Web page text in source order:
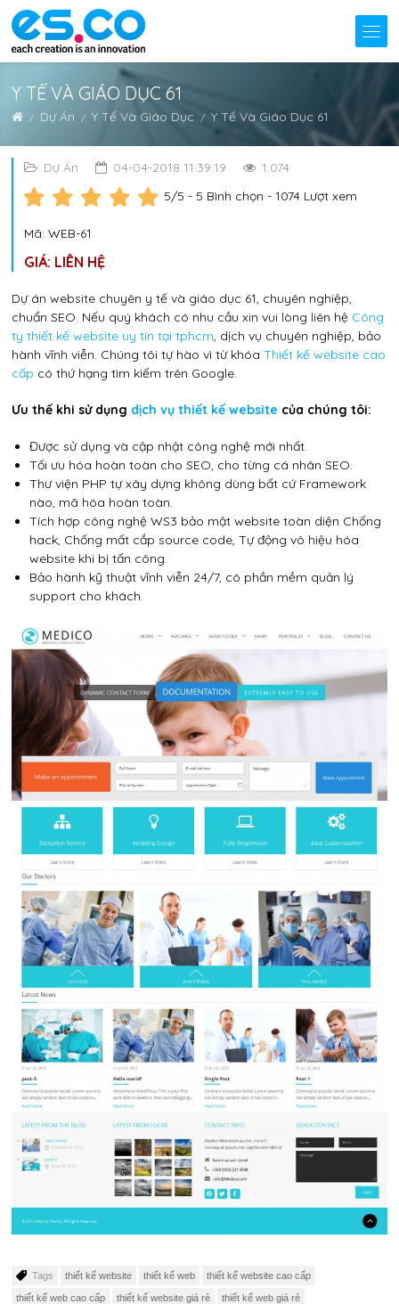
Y TẾ VÀ GIÁO DỤC 61
Dự Án Y Tế Và Giáo Dục Y Tế Và Giáo Dục 61
Dự Án 04-04-2018 11:39:19
1.074
5/5 - 5 Bình chọn - 1074 Lượt xem
Mã: WEB-61
GIÁ: LIÊN HỆ
Dự án website chuyên y tế và giáo dục 61, chuyên nghiệp,
chuẩn SEO. Nếu quý khách có nhu cầu xin vui lòng liên hệ Công
ty thiết kế website uy tín tại tphcm, dịch vụ chuyên nghiệp, bảo
hành vĩnh viễn. Chúng tôi tự hào vì từ khóaThiết kế website cao
cấp có thứ hạng tìm kiếm trên Google.
Ưu thế khi sử dụng dịch vụ thiết kế website của chúng tôi:
Được sử dụng và cập nhật công nghệ mới nhất.
Tối ưu hóa hoàn toàn cho SEO, cho từng cá nhân SEO.
Thư viện PHP tự xây dựng không dùng bất cứ Framework
nào, mã hóa hoàn toàn.
Tích hợp công nghệ WS3 bảo mật website toàn diện Chống
hack, Chống mất cắp source code, Tự động vô hiệu hóa
website khi bị tấn công.
Bảo hành kỹ thuật vĩnh viễn 24/7, có phần mềm quản lý
support cho khách.
Tags thiết kế website thiết kế web thiết kế website cao cấp
thiết kế web cao cấp thiết kế website giá rẻ thiết kế web giá rẻ